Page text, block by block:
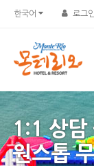
한국어 로그인
1:1 상담
원스톱